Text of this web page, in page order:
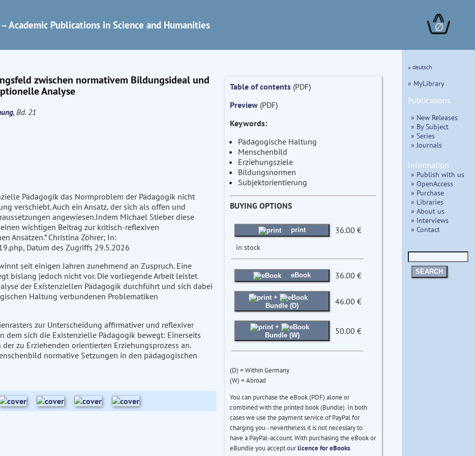
– Academic Publications in Science and Humanities ∅
zwischen normativem Bildungsideal und
Analyse
, Bd. 21
Pädagogik das Normproblem der Pädagogik nicht
verschiebt. Auch ein Ansatz, der sich als offen und
angewiesen.Indem Michael Stieber diese
wichtigen Beitrag zur kritisch-reflexiven
Ansätzen.” Christina Zöhrer; In:
Datum des Zugriffs 29.5.2026
seit einigen Jahren zunehmend an Zuspruch. Eine
bislang jedoch nicht vor. Die vorliegende Arbeit leistet
der Existenziellen Pädagogik durchführt und sich dabei
Haltung verbundenen Problematiken
zur Unterscheidung affirmativer und reflexiver
sich die Existenzielle Pädagogik bewegt: Einerseits
zu Erziehenden orientierten Erziehungsprozess an.
normative Setzungen in den pädagogischen
Table of contents(PDF)
Preview(PDF)
Keywords:
Pädagogische Haltung
Menschenbild
Erziehungsziele
Bildungsnormen
Subjektorientierung
BUYING OPTIONS
print 36.00 €
in stock
eBook 36.00 €
+
Bundle (D)
46.00 €
+
Bundle (W)
50.00 €
(D) = Within Germany
(W) = Abroad
You can purchase the eBook (PDF) alone or
combined with the printed book (Bundle). In both
cases we use the payment service of PayPal for
charging you - nevertheless it is not necessary to
have a PayPal-account. With purchasing the eBook or
eBundle you accept ourlicence for eBooks.
» deutsch
» MyLibrary
Publications
» New Releases
» By Subject
» Series
» Journals
Information
» Publish with us
» OpenAccess
» Purchase
» Libraries
» About us
» Interviews
» Contact
SEARCH